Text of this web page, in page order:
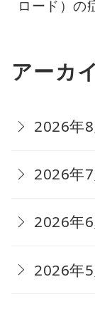
ロード）の
アーカ
2026年8
2026年7
2026年6
2026年5